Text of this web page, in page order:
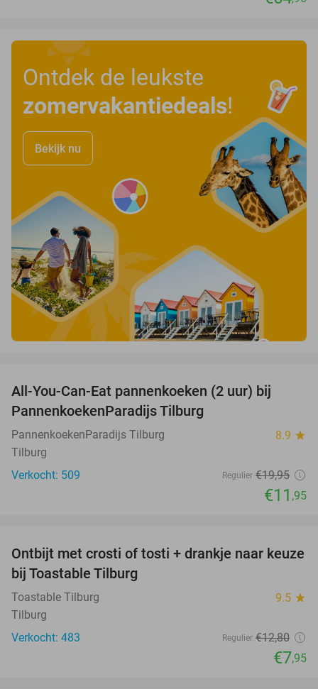
Ontdek de leukste
zomervakantiedeals!
Bekijk nu
All-You-Can-Eat pannenkoeken (2 uur) bij
PannenkoekenParadijs Tilburg
PannenkoekenParadijs Tilburg 8.9 star
Tilburg
Verkocht: 509
Regulier €19,95
€11 ,95
38%
Ontbijt met crosti of tosti + drankje naar keuze
bij Toastable Tilburg
Toastable Tilburg 9.5 star
Tilburg
Verkocht: 483
Regulier €12,80
€7,95